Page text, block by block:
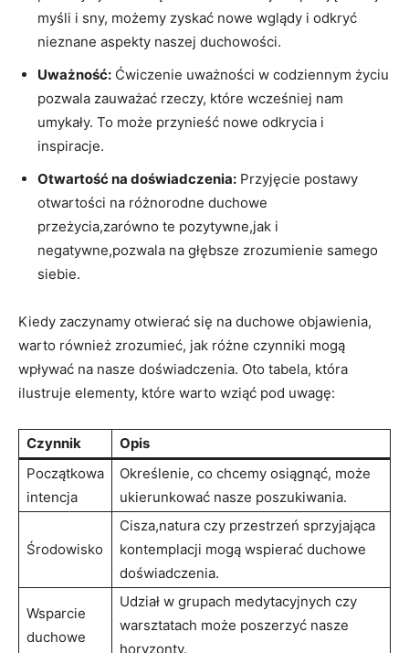
myśli i sny, możemy zyskać nowe wglądy i odkryć
nieznane aspekty naszej duchowości.
Uważność: Ćwiczenie uważności w codziennym życiu
pozwala zauważać rzeczy, które wcześniej nam
umykały. To może przynieść nowe odkrycia i
inspiracje.
Otwartość na doświadczenia: Przyjęcie postawy
otwartości na różnorodne duchowe
przeżycia,zarówno te pozytywne,jak i
negatywne,pozwala na głębsze zrozumienie samego
siebie.
Kiedy zaczynamy otwierać się na duchowe objawienia,
warto również zrozumieć, jak różne czynniki mogą
wpływać na nasze doświadczenia. Oto tabela, która
ilustruje elementy, które warto wziąć pod uwagę:
Czynnik
Opis
Początkowa
intencja
Określenie, co chcemy osiągnąć, może
ukierunkować nasze poszukiwania.
Środowisko
Cisza,natura czy przestrzeń sprzyjająca
kontemplacji mogą wspierać duchowe
doświadczenia.
Wsparcie
duchowe
Udział w grupach medytacyjnych czy
warsztatach może poszerzyć nasze
horyzonty.